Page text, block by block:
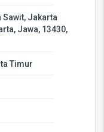
Sawit, Jakarta
Jawa, 13430,
Timur